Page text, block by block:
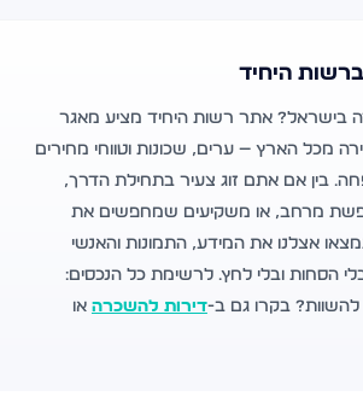
היחיד
בישראל? אתר רשות היחיד מציע מאגר
מכל הארץ — ערים, שכונות וטווחי מחירים
בין אם אתם זוג צעיר בתחילת הדרך,
מרחב, או משקיעים שמחפשים את
אצלנו את המידע, התמונות והאנשי
הסחות ובלי לחץ. לרשימת כל הנכסים:
להשוות? בקרו גם ב-דירות להשכרה או